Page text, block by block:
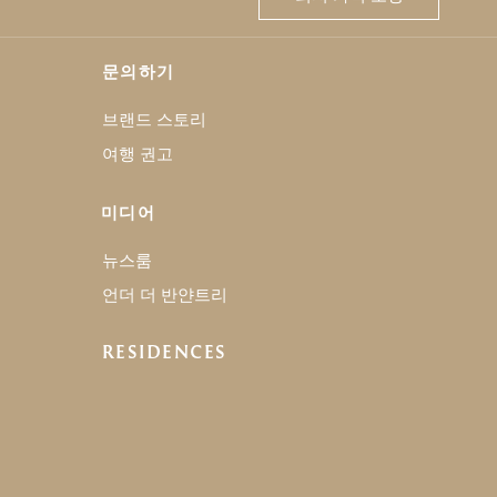
문의하기
브랜드 스토리
여행 권고
미디어
뉴스룸
언더 더 반얀트리
RESIDENCES